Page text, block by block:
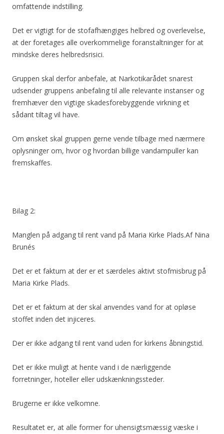
omfattende indstilling.
Det er vigtigt for de stofafhængiges helbred og overlevelse,
at der foretages alle overkommelige foranstaltninger for at
mindske deres helbredsrisici.
Gruppen skal derfor anbefale, at Narkotikarådet snarest
udsender gruppens anbefaling til alle relevante instanser og
fremhæver den vigtige skadesforebyggende virkning et
sådant tiltag vil have.
Om ønsket skal gruppen gerne vende tilbage med nærmere
oplysninger om, hvor og hvordan billige vandampuller kan
fremskaffes.
Bilag 2:
Manglen på adgang til rent vand på Maria Kirke Plads.Af Nina
Brunés
Det er et faktum at der er et særdeles aktivt stofmisbrug på
Maria Kirke Plads.
Det er et faktum at der skal anvendes vand for at opløse
stoffet inden det injiceres.
Der er ikke adgang til rent vand uden for kirkens åbningstid.
Det er ikke muligt at hente vand i de nærliggende
forretninger, hoteller eller udskænkningssteder.
Brugerne er ikke velkomne.
Resultatet er, at alle former for uhensigtsmæssig væske i